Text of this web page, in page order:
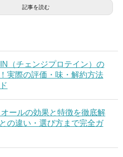
記事を読む
（チェンジプロテイン）の
実際の評価・味・解約方法
ールの効果と特徴を徹底解
の違い・選び方まで完全ガ